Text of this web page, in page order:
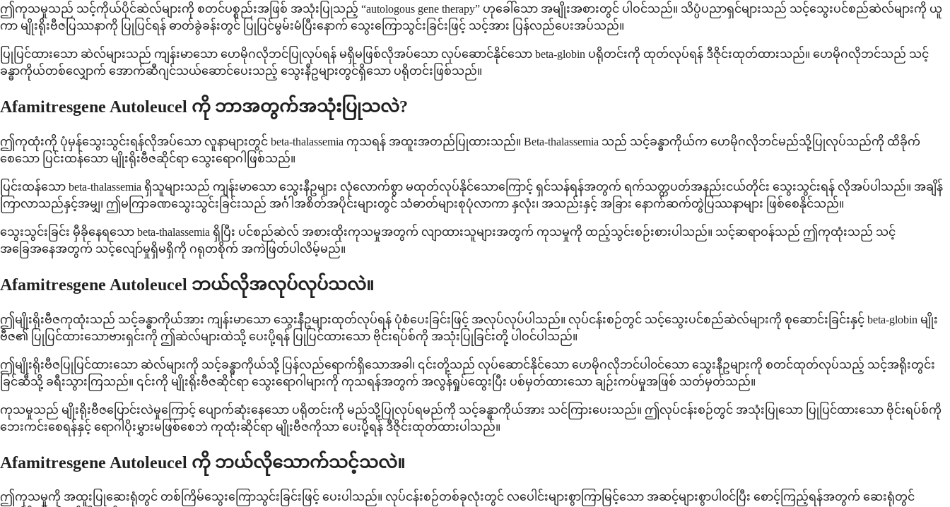
ဤကုသမှုသည် သင့်ကိုယ်ပိုင်ဆဲလ်များကို စတင်ပစ္စည်းအဖြစ် အသုံးပြုသည့် “autologous gene therapy” ဟုခေါ်သော အမျိုးအစားတွင် ပါဝင်သည်။ သိပ္ပံပညာရှင်များသည် သင့်သွေးပင်စည်ဆဲလ်များကို ယူ
ကာ မျိုးရိုးဗီဇပြဿနာကို ပြုပြင်ရန် ဓာတ်ခွဲခန်းတွင် ပြုပြင်မွမ်းမံပြီးနောက် သွေးကြောသွင်းခြင်းဖြင့် သင့်အား ပြန်လည်ပေးအပ်သည်။
ပြုပြင်ထားသော ဆဲလ်များသည် ကျန်းမာသော ဟေမိုဂလိုဘင်ပြုလုပ်ရန် မရှိမဖြစ်လိုအပ်သော လုပ်ဆောင်နိုင်သော beta-globin ပရိုတင်းကို ထုတ်လုပ်ရန် ဒီဇိုင်းထုတ်ထားသည်။ ဟေမိုဂလိုဘင်သည် သင့်
ခန္ဓာကိုယ်တစ်လျှောက် အောက်ဆီဂျင်သယ်ဆောင်ပေးသည့် သွေးနီဥများတွင်ရှိသော ပရိုတင်းဖြစ်သည်။
Afamitresgene Autoleucel ကို ဘာအတွက်အသုံးပြုသလဲ?
ဤကုထုံးကို ပုံမှန်သွေးသွင်းရန်လိုအပ်သော လူနာများတွင် beta-thalassemia ကုသရန် အထူးအတည်ပြုထားသည်။ Beta-thalassemia သည် သင့်ခန္ဓာကိုယ်က ဟေမိုဂလိုဘင်မည်သို့ပြုလုပ်သည်ကို ထိခိုက်
စေသော ပြင်းထန်သော မျိုးရိုးဗီဇဆိုင်ရာ သွေးရောဂါဖြစ်သည်။
ပြင်းထန်သော beta-thalassemia ရှိသူများသည် ကျန်းမာသော သွေးနီဥများ လုံလောက်စွာ မထုတ်လုပ်နိုင်သောကြောင့် ရှင်သန်ရန်အတွက် ရက်သတ္တပတ်အနည်းငယ်တိုင်း သွေးသွင်းရန် လိုအပ်ပါသည်။ အချိန်
ကြာလာသည်နှင့်အမျှ၊ ဤမကြာခဏသွေးသွင်းခြင်းသည် အင်္ဂါအစိတ်အပိုင်းများတွင် သံဓာတ်များစုပုံလာကာ နှလုံး၊ အသည်းနှင့် အခြား နောက်ဆက်တွဲပြဿနာများ ဖြစ်စေနိုင်သည်။
သွေးသွင်းခြင်း မှီခိုနေရသော beta-thalassemia ရှိပြီး ပင်စည်ဆဲလ် အစားထိုးကုသမှုအတွက် လျာထားသူများအတွက် ကုသမှုကို ထည့်သွင်းစဉ်းစားပါသည်။ သင့်ဆရာဝန်သည် ဤကုထုံးသည် သင့်
အခြေအနေအတွက် သင့်လျော်မှုရှိမရှိကို ဂရုတစိုက် အကဲဖြတ်ပါလိမ့်မည်။
Afamitresgene Autoleucel ဘယ်လိုအလုပ်လုပ်သလဲ။
ဤမျိုးရိုးဗီဇကုထုံးသည် သင့်ခန္ဓာကိုယ်အား ကျန်းမာသော သွေးနီဥများထုတ်လုပ်ရန် ပုံစံပေးခြင်းဖြင့် အလုပ်လုပ်ပါသည်။ လုပ်ငန်းစဉ်တွင် သင့်သွေးပင်စည်ဆဲလ်များကို စုဆောင်းခြင်းနှင့် beta-globin မျိုး
ဗီဇ၏ ပြုပြင်ထားသောဗားရှင်းကို ဤဆဲလ်များထဲသို့ ပေးပို့ရန် ပြုပြင်ထားသော ဗိုင်းရပ်စ်ကို အသုံးပြုခြင်းတို့ ပါဝင်ပါသည်။
ဤမျိုးရိုးဗီဇပြုပြင်ထားသော ဆဲလ်များကို သင့်ခန္ဓာကိုယ်သို့ ပြန်လည်ရောက်ရှိသောအခါ၊ ၎င်းတို့သည် လုပ်ဆောင်နိုင်သော ဟေမိုဂလိုဘင်ပါ၀င်သော သွေးနီဥများကို စတင်ထုတ်လုပ်သည့် သင့်အရိုးတွင်း
ခြင်ဆီသို့ ခရီးသွားကြသည်။ ၎င်းကို မျိုးရိုးဗီဇဆိုင်ရာ သွေးရောဂါများကို ကုသရန်အတွက် အလွန်ရှုပ်ထွေးပြီး ပစ်မှတ်ထားသော ချဉ်းကပ်မှုအဖြစ် သတ်မှတ်သည်။
ကုသမှုသည် မျိုးရိုးဗီဇပြောင်းလဲမှုကြောင့် ပျောက်ဆုံးနေသော ပရိုတင်းကို မည်သို့ပြုလုပ်ရမည်ကို သင့်ခန္ဓာကိုယ်အား သင်ကြားပေးသည်။ ဤလုပ်ငန်းစဉ်တွင် အသုံးပြုသော ပြုပြင်ထားသော ဗိုင်းရပ်စ်ကို
ဘေးကင်းစေရန်နှင့် ရောဂါပိုးမွှားမဖြစ်စေဘဲ ကုထုံးဆိုင်ရာ မျိုးဗီဇကိုသာ ပေးပို့ရန် ဒီဇိုင်းထုတ်ထားပါသည်။
Afamitresgene Autoleucel ကို ဘယ်လိုသောက်သင့်သလဲ။
ဤကုသမှုကို အထူးပြုဆေးရုံတွင် တစ်ကြိမ်သွေးကြောသွင်းခြင်းဖြင့် ပေးပါသည်။ လုပ်ငန်းစဉ်တစ်ခုလုံးတွင် လပေါင်းများစွာကြာမြင့်သော အဆင့်များစွာပါ၀င်ပြီး စောင့်ကြည့်ရန်အတွက် ဆေးရုံတွင်